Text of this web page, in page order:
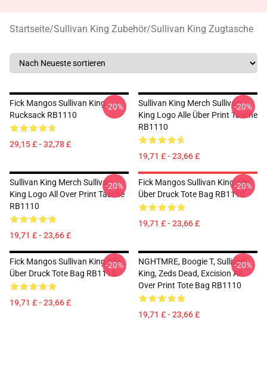
Startseite/Sullivan King Zubehör/Sullivan King Zugtasche
Fick Mangos Sullivan King
Rucksack RB1110
29,15 £ - 32,78 £
-20%
Sullivan King Merch Sullivan
King Logo Alle Über Print Tasche
RB1110
19,71 £ - 23,66 £
-20%
Sullivan King Merch Sullivan
King Logo All Over Print Tasche
RB1110
19,71 £ - 23,66 £
-20%
Fick Mangos Sullivan King Alle
Über Druck Tote Bag RB1110
19,71 £ - 23,66 £
-20%
Fick Mangos Sullivan King Alle
Über Druck Tote Bag RB1110
19,71 £ - 23,66 £
-20%
NGHTMRE, Boogie T, Sullivan
King, Zeds Dead, Excision All
Over Print Tote Bag RB1110
19,71 £ - 23,66 £
-20%